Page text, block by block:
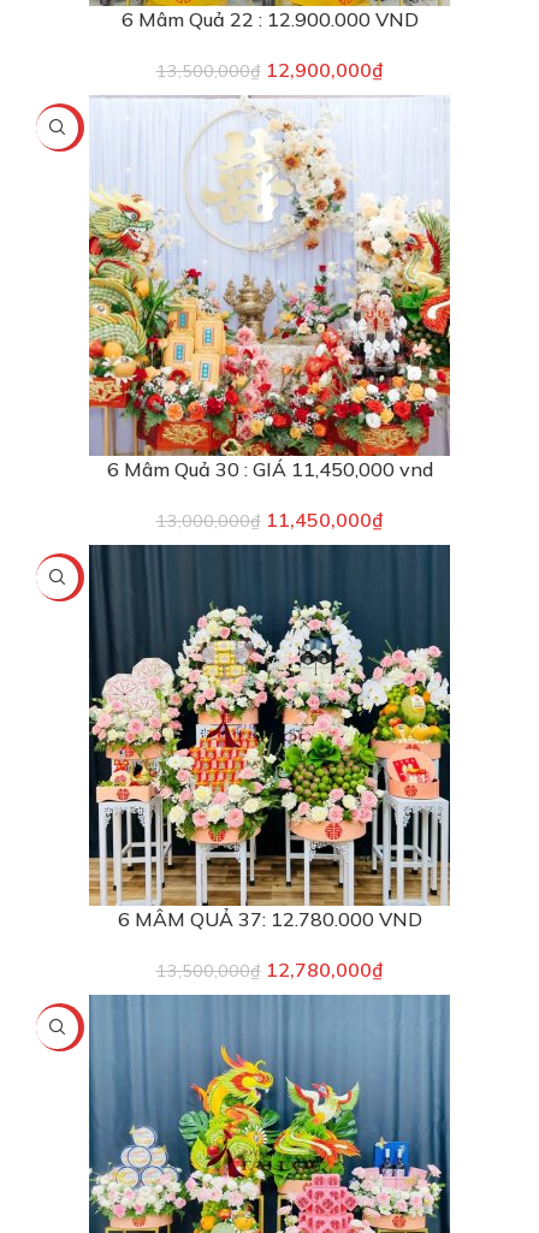
6 Mâm Quả 22 : 12.900.000 VND
13,500,000₫ 12,900,000₫
-12%
6 Mâm Quả 30 : GIÁ 11,450,000 vnd
13,000,000₫ 11,450,000₫
-5%
6 MÂM QUẢ 37: 12.780.000 VND
13,500,000₫ 12,780,000₫
-8%